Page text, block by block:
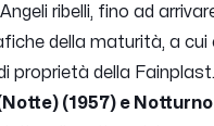
Angeli ribelli, fino ad
della maturità, a cui
proprietà della Fainplast.
(1957) e Notturno